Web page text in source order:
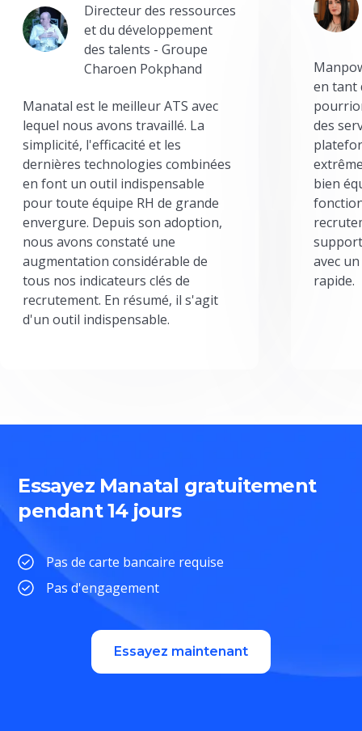
Directeur des ressources
et du développement
des talents - Groupe
Charoen Pokphand
Manatal est le meilleur ATS avec
lequel nous avons travaillé. La
simplicité, l'efficacité et les
dernières technologies combinées
en font un outil indispensable
pour toute équipe RH de grande
envergure. Depuis son adoption,
nous avons constaté une
augmentation considérable de
tous nos indicateurs clés de
recrutement. En résumé, il s'agit
d'un outil indispensable.
en tant
des
bien
avec
rapide.
Essayez Manatal gratuitement
pendant 14 jours
Pas de carte bancaire requise
Pas d'engagement
Essayez maintenant